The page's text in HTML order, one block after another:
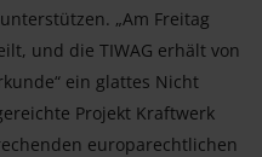
„Am Freitag
und die TIWAG erhält von
ein glattes Nicht
Projekt Kraftwerk
europarechtlichen